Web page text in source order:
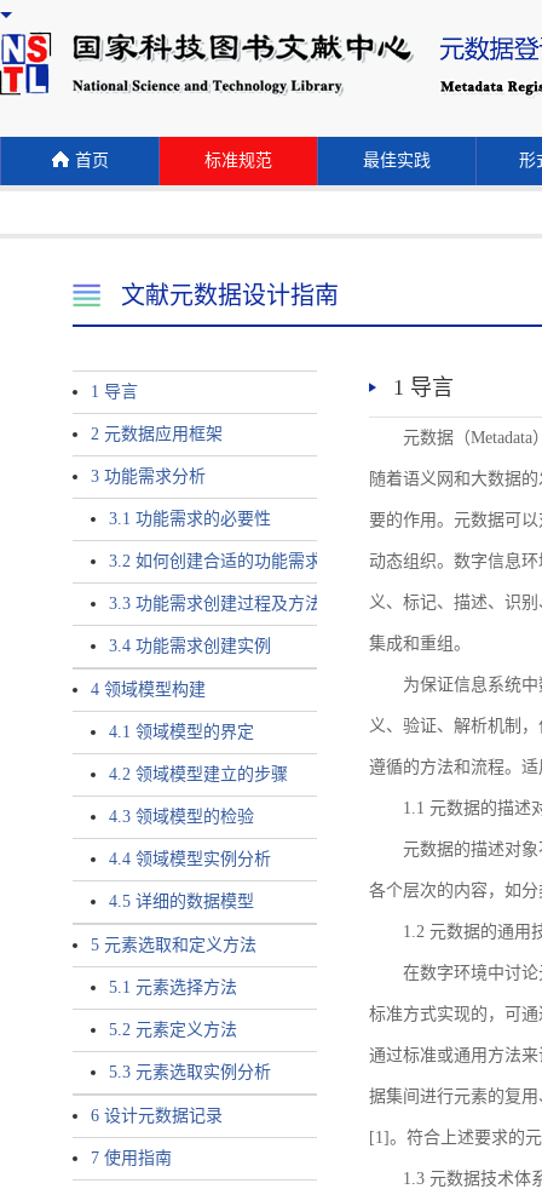
首页 标准规范 最佳实践 形
文献元数据设计指南
1 导言
2 元数据应用框架
3 功能需求分析
3.1 功能需求的必要性
3.2 如何创建合适的功能需求
3.3 功能需求创建过程及方法
3.4 功能需求创建实例
4 领域模型构建
4.1 领域模型的界定
4.2 领域模型建立的步骤
4.3 领域模型的检验
4.4 领域模型实例分析
4.5 详细的数据模型
5 元素选取和定义方法
5.1 元素选择方法
5.2 元素定义方法
5.3 元素选取实例分析
6 设计元数据记录
7 使用指南
1 导言
元数据（
随着语义网和大数据
要的作用。元数据可
动态组织。数字信息
义、标记、描述、识
集成和重组。
为保证信息系统
义、验证、解析机制
遵循的方法和流程。
1.1 元数据的描述
元数据的描述对
各个层次的内容，如
1.2 元数据的通用
在数字环境中讨
标准方式实现的，可
通过标准或通用方法
据集间进行元素的复
[1]。符合上述要求的
1.3 元数据技术体